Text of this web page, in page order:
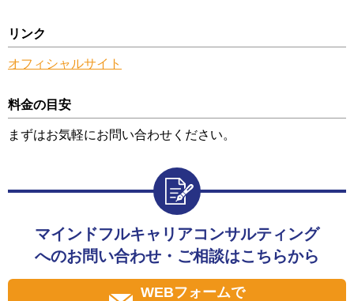
リンク
オフィシャルサイト
料金の目安
まずはお気軽にお問い合わせください。
マインドフルキャリアコンサルティング
へのお問い合わせ・ご相談はこちらから
WEBフォームで